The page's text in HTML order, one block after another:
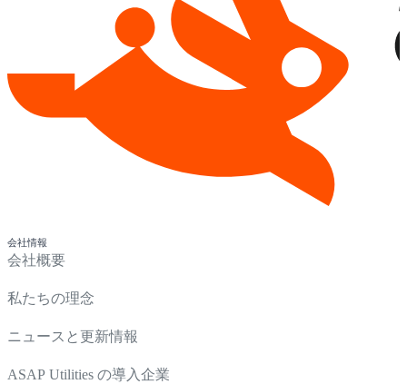
会社情報
会社概要
私たちの理念
ニュースと更新情報
ASAP Utilities の導入企業